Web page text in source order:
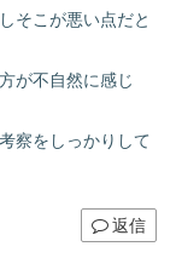
そこが悪い点だと
が不自然に感じ
察をしっかりして
返信